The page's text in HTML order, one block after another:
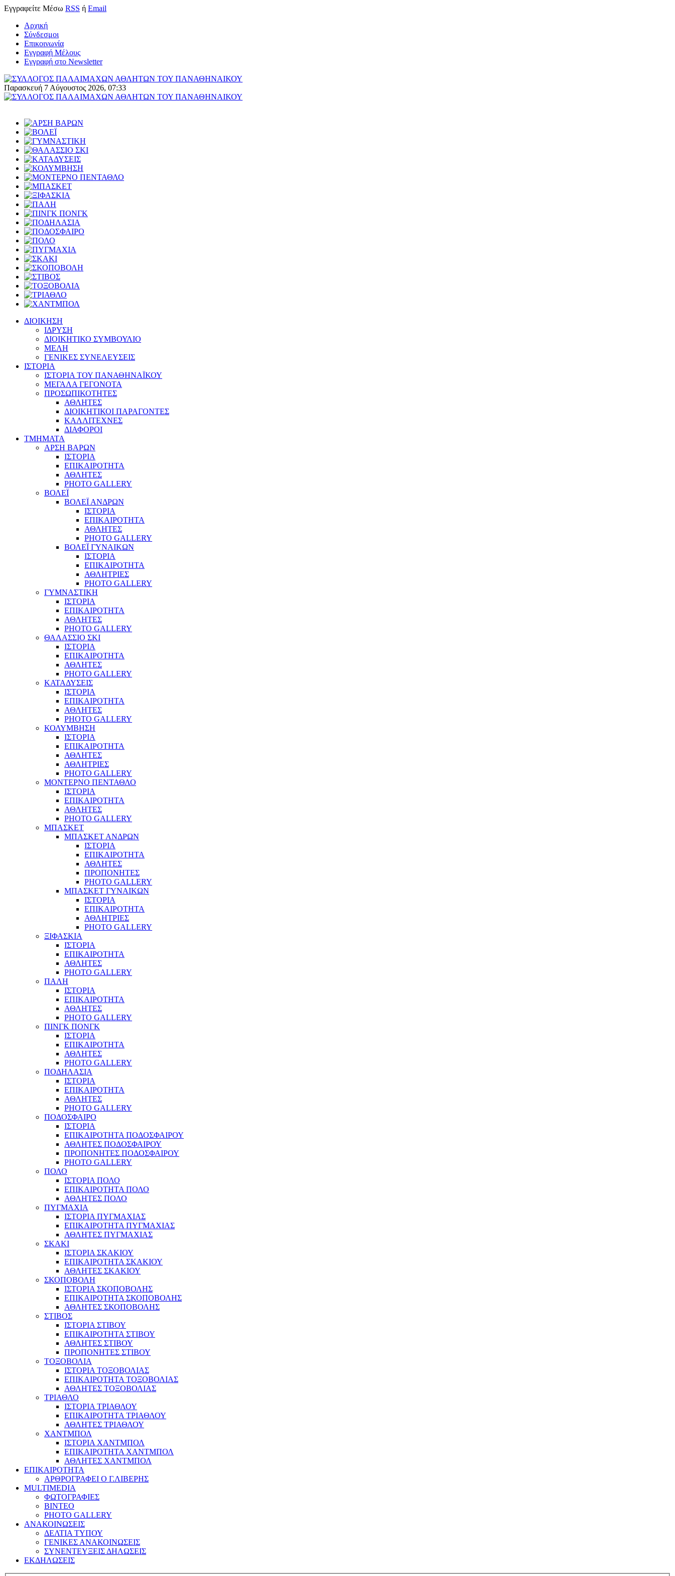
Εγγραφείτε Μέσω RSS ή Email
Αρχική
Σύνδεσμοι
Επικοινωνία
Εγγραφή Μέλους
Εγγραφή στο Newsletter
Παρασκευή 7 Αύγουστος 2026, 07:33
ΔΙΟΙΚΗΣΗ
ΙΔΡΥΣΗ
ΔΙΟΙΚΗΤΙΚΟ ΣΥΜΒΟΥΛΙΟ
ΜΕΛΗ
ΓΕΝΙΚΕΣ ΣΥΝΕΛΕΥΣΕΙΣ
ΙΣΤΟΡΙΑ
ΙΣΤΟΡΙΑ ΤΟΥ ΠΑΝΑΘΗΝΑΪΚΟΥ
ΜΕΓΑΛΑ ΓΕΓΟΝΟΤΑ
ΠΡΟΣΩΠΙΚΟΤΗΤΕΣ
ΑΘΛΗΤΕΣ
ΔΙΟΙΚΗΤΙΚΟΙ ΠΑΡΑΓΟΝΤΕΣ
ΚΑΛΛΙΤΕΧΝΕΣ
ΔΙΑΦΟΡΟΙ
ΤΜΗΜΑΤΑ
ΑΡΣΗ ΒΑΡΩΝ
ΙΣΤΟΡΙΑ
ΕΠΙΚΑΙΡΟΤΗΤΑ
ΑΘΛΗΤΕΣ
PHOTO GALLERY
ΒΟΛΕΪ
ΒΟΛΕΪ ΑΝΔΡΩΝ
ΙΣΤΟΡΙΑ
ΕΠΙΚΑΙΡΟΤΗΤΑ
ΑΘΛΗΤΕΣ
PHOTO GALLERY
ΒΟΛΕΪ ΓΥΝΑΙΚΩΝ
ΙΣΤΟΡΙΑ
ΕΠΙΚΑΙΡΟΤΗΤΑ
ΑΘΛΗΤΡΙΕΣ
PHOTO GALLERY
ΓΥΜΝΑΣΤΙΚΗ
ΙΣΤΟΡΙΑ
ΕΠΙΚΑΙΡΟΤΗΤΑ
ΑΘΛΗΤΕΣ
PHOTO GALLERY
ΘΑΛΑΣΣΙΟ ΣΚΙ
ΙΣΤΟΡΙΑ
ΕΠΙΚΑΙΡΟΤΗΤΑ
ΑΘΛΗΤΕΣ
PHOTO GALLERY
ΚΑΤΑΔΥΣΕΙΣ
ΙΣΤΟΡΙΑ
ΕΠΙΚΑΙΡΟΤΗΤΑ
ΑΘΛΗΤΕΣ
PHOTO GALLERY
ΚΟΛΥΜΒΗΣΗ
ΙΣΤΟΡΙΑ
ΕΠΙΚΑΙΡΟΤΗΤΑ
ΑΘΛΗΤΕΣ
ΑΘΛΗΤΡΙΕΣ
PHOTO GALLERY
ΜΟΝΤΕΡΝΟ ΠΕΝΤΑΘΛΟ
ΙΣΤΟΡΙΑ
ΕΠΙΚΑΙΡΟΤΗΤΑ
ΑΘΛΗΤΕΣ
PHOTO GALLERY
ΜΠΑΣΚΕΤ
ΜΠΑΣΚΕΤ ΑΝΔΡΩΝ
ΙΣΤΟΡΙΑ
ΕΠΙΚΑΙΡΟΤΗΤΑ
ΑΘΛΗΤΕΣ
ΠΡΟΠΟΝΗΤΕΣ
PHOTO GALLERY
ΜΠΑΣΚΕΤ ΓΥΝΑΙΚΩΝ
ΙΣΤΟΡΙΑ
ΕΠΙΚΑΙΡΟΤΗΤΑ
ΑΘΛΗΤΡΙΕΣ
PHOTO GALLERY
ΞΙΦΑΣΚΙΑ
ΙΣΤΟΡΙΑ
ΕΠΙΚΑΙΡΟΤΗΤΑ
ΑΘΛΗΤΕΣ
PHOTO GALLERY
ΠΑΛΗ
ΙΣΤΟΡΙΑ
ΕΠΙΚΑΙΡΟΤΗΤΑ
ΑΘΛΗΤΕΣ
PHOTO GALLERY
ΠΙΝΓΚ ΠΟΝΓΚ
ΙΣΤΟΡΙΑ
ΕΠΙΚΑΙΡΟΤΗΤΑ
ΑΘΛΗΤΕΣ
PHOTO GALLERY
ΠΟΔΗΛΑΣΙΑ
ΙΣΤΟΡΙΑ
ΕΠΙΚΑΙΡΟΤΗΤΑ
ΑΘΛΗΤΕΣ
PHOTO GALLERY
ΠΟΔΟΣΦΑΙΡΟ
ΙΣΤΟΡΙΑ
ΕΠΙΚΑΙΡΟΤΗΤΑ ΠΟΔΟΣΦΑΙΡΟΥ
ΑΘΛΗΤΕΣ ΠΟΔΟΣΦΑΙΡΟΥ
ΠΡΟΠΟΝΗΤΕΣ ΠΟΔΟΣΦΑΙΡΟΥ
PHOTO GALLERY
ΠΟΛΟ
ΙΣΤΟΡΙΑ ΠΟΛΟ
ΕΠΙΚΑΙΡΟΤΗΤΑ ΠΟΛΟ
ΑΘΛΗΤΕΣ ΠΟΛΟ
ΠΥΓΜΑΧΙΑ
ΙΣΤΟΡΙΑ ΠΥΓΜΑΧΙΑΣ
ΕΠΙΚΑΙΡΟΤΗΤΑ ΠΥΓΜΑΧΙΑΣ
ΑΘΛΗΤΕΣ ΠΥΓΜΑΧΙΑΣ
ΣΚΑΚΙ
ΙΣΤΟΡΙΑ ΣΚΑΚΙΟΥ
ΕΠΙΚΑΙΡΟΤΗΤΑ ΣΚΑΚΙΟΥ
ΑΘΛΗΤΕΣ ΣΚΑΚΙΟΥ
ΣΚΟΠΟΒΟΛΗ
ΙΣΤΟΡΙΑ ΣΚΟΠΟΒΟΛΗΣ
ΕΠΙΚΑΙΡΟΤΗΤΑ ΣΚΟΠΟΒΟΛΗΣ
ΑΘΛΗΤΕΣ ΣΚΟΠΟΒΟΛΗΣ
ΣΤΙΒΟΣ
ΙΣΤΟΡΙΑ ΣΤΙΒΟΥ
ΕΠΙΚΑΙΡΟΤΗΤΑ ΣΤΙΒΟΥ
ΑΘΛΗΤΕΣ ΣΤΙΒΟΥ
ΠΡΟΠΟΝΗΤΕΣ ΣΤΙΒΟΥ
ΤΟΞΟΒΟΛΙΑ
ΙΣΤΟΡΙΑ ΤΟΞΟΒΟΛΙΑΣ
ΕΠΙΚΑΙΡΟΤΗΤΑ ΤΟΞΟΒΟΛΙΑΣ
ΑΘΛΗΤΕΣ ΤΟΞΟΒΟΛΙΑΣ
ΤΡΙΑΘΛΟ
ΙΣΤΟΡΙΑ ΤΡΙΑΘΛΟΥ
ΕΠΙΚΑΙΡΟΤΗΤΑ ΤΡΙΑΘΛΟΥ
ΑΘΛΗΤΕΣ ΤΡΙΑΘΛΟΥ
ΧΑΝΤΜΠΟΛ
ΙΣΤΟΡΙΑ ΧΑΝΤΜΠΟΛ
ΕΠΙΚΑΙΡΟΤΗΤΑ ΧΑΝΤΜΠΟΛ
ΑΘΛΗΤΕΣ ΧΑΝΤΜΠΟΛ
ΕΠΙΚΑΙΡΟΤΗΤΑ
ΑΡΘΡΟΓΡΑΦΕΙ Ο Γ.ΛΙΒΕΡΗΣ
MULTIMEDIA
ΦΩΤΟΓΡΑΦΙΕΣ
ΒΙΝΤΕΟ
PHOTO GALLERY
ΑΝΑΚΟΙΝΩΣΕΙΣ
ΔΕΛΤΙΑ ΤΥΠΟΥ
ΓΕΝΙΚΕΣ ΑΝΑΚΟΙΝΩΣΕΙΣ
ΣΥΝΕΝΤΕΥΞΕΙΣ ΔΗΛΩΣΕΙΣ
ΕΚΔΗΛΩΣΕΙΣ